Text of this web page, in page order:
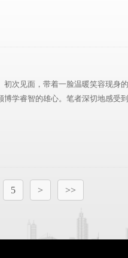
次见面，带着一脸温暖笑容现身
学睿智的雄心。笔者深切地感受
5 > >>